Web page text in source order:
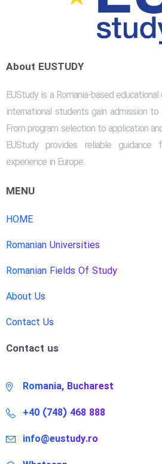
About EUSTUDY
EUStudy is a Romania-based
international students gain admission to
From program selection to application
EUStudy provides reliable
experience in Europe.
MENU
HOME
Romanian Universities
Romanian Fields Of Study
About Us
Contact Us
Contact us
Romania, Bucharest
+40 (748) 468 888
info@eustudy.ro